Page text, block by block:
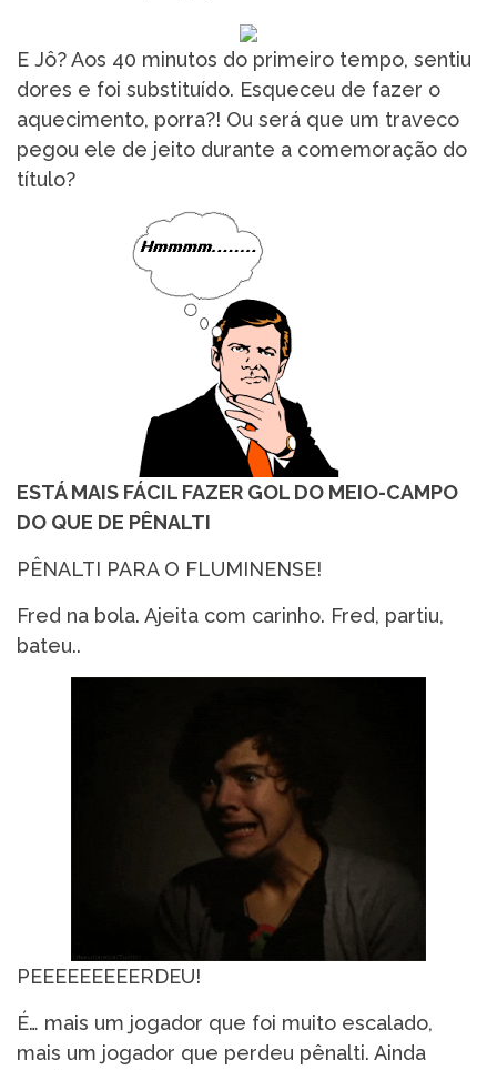
E Jô? Aos 40 minutos do primeiro tempo, sentiu
dores e foi substituído. Esqueceu de fazer o
aquecimento, porra?! Ou será que um traveco
pegou ele de jeito durante a comemoração do
título?
ESTÁ MAIS FÁCIL FAZER GOL DO MEIO-CAMPO
DO QUE DE PÊNALTI
PÊNALTI PARA O FLUMINENSE!
Fred na bola. Ajeita com carinho. Fred, partiu,
bateu..
PEEEEEEEEERDEU!
É… mais um jogador que foi muito escalado,
mais um jogador que perdeu pênalti. Ainda